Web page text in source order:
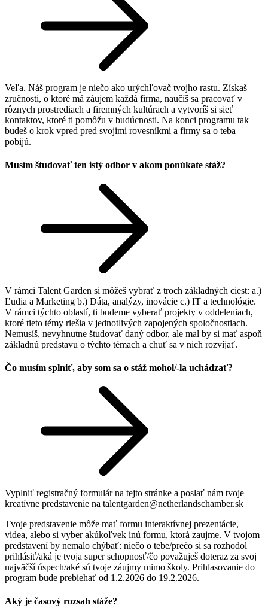
Veľa. Náš program je niečo ako urýchľovač tvojho rastu. Získaš
zručnosti, o ktoré má záujem každá firma, naučíš sa pracovať v
rôznych prostrediach a firemných kultúrach a vytvoríš si sieť
kontaktov, ktoré ti pomôžu v budúcnosti. Na konci programu tak
budeš o krok vpred pred svojimi rovesníkmi a firmy sa o teba
pobijú.
Musím študovať ten istý odbor v akom ponúkate stáž?
V rámci Talent Garden si môžeš vybrať z troch základných ciest: a.)
Ľudia a Marketing b.) Dáta, analýzy, inovácie c.) IT a technológie.
V rámci týchto oblastí, ti budeme vyberať projekty v oddeleniach,
ktoré tieto témy riešia v jednotlivých zapojených spoločnostiach.
Nemusíš, nevyhnutne študovať daný odbor, ale mal by si mať aspoň
základnú predstavu o týchto témach a chuť sa v nich rozvíjať.
Čo musím splniť, aby som sa o stáž mohol/-la uchádzať?
Vyplniť registračný formulár na tejto stránke a poslať nám tvoje
kreatívne predstavenie na talentgarden@netherlandschamber.sk
Tvoje predstavenie môže mať formu interaktívnej prezentácie,
videa, alebo si vyber akúkoľvek inú formu, ktorá zaujme. V tvojom
predstavení by nemalo chýbať: niečo o tebe/prečo si sa rozhodol
prihlásiť/aká je tvoja super schopnosť/čo považuješ doteraz za svoj
najväčší úspech/aké sú tvoje záujmy mimo školy. Prihlasovanie do
program bude prebiehať od 1.2.2026 do 19.2.2026.
Aký je časový rozsah stáže?